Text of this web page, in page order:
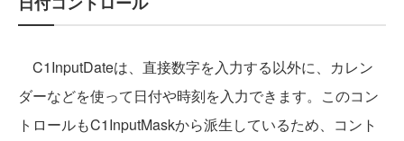
C1InputDateは、直接数字を入力する以外に、カレン
ダーなどを使って日付や時刻を入力できます。このコン
トロールもC1InputMaskから派生しているため、コント